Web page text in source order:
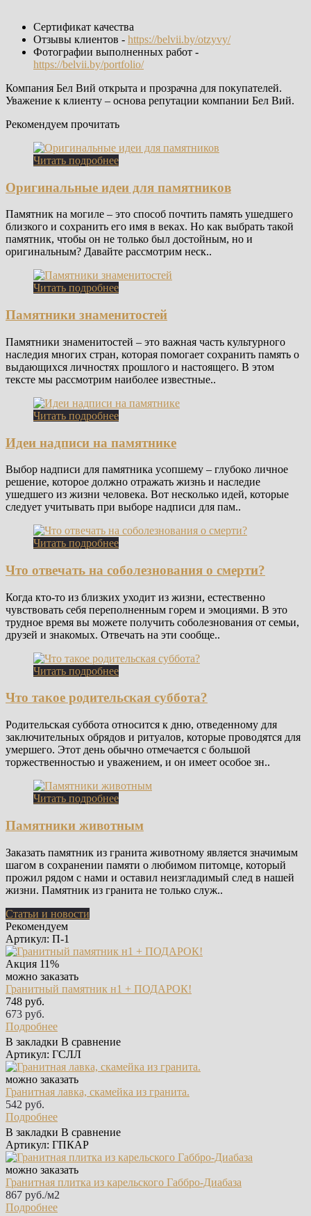
Сертификат качества
Отзывы клиентов - https://belvii.by/otzyvy/
Фотографии выполненных работ -
https://belvii.by/portfolio/
Компания Бел Вий открыта и прозрачна для покупателей.
Уважение к клиенту – основа репутации компании Бел Вий.
Рекомендуем прочитать
Читать подробнее
Оригинальные идеи для памятников
Памятник на могиле – это способ почтить память ушедшего
близкого и сохранить его имя в веках. Но как выбрать такой
памятник, чтобы он не только был достойным, но и
оригинальным? Давайте рассмотрим неск..
Читать подробнее
Памятники знаменитостей
Памятники знаменитостей – это важная часть культурного
наследия многих стран, которая помогает сохранить память о
выдающихся личностях прошлого и настоящего. В этом
тексте мы рассмотрим наиболее известные..
Читать подробнее
Идеи надписи на памятнике
Выбор надписи для памятника усопшему – глубоко личное
решение, которое должно отражать жизнь и наследие
ушедшего из жизни человека. Вот несколько идей, которые
следует учитывать при выборе надписи для пам..
Читать подробнее
Что отвечать на соболезнования о смерти?
Когда кто-то из близких уходит из жизни, естественно
чувствовать себя переполненным горем и эмоциями. В это
трудное время вы можете получить соболезнования от семьи,
друзей и знакомых. Отвечать на эти сообще..
Читать подробнее
Что такое родительская суббота?
Родительская суббота относится к дню, отведенному для
заключительных обрядов и ритуалов, которые проводятся для
умершего. Этот день обычно отмечается с большой
торжественностью и уважением, и он имеет особое зн..
Читать подробнее
Памятники животным
Заказать памятник из гранита животному является значимым
шагом в сохранении памяти о любимом питомце, который
прожил рядом с нами и оставил неизгладимый след в нашей
жизни. Памятник из гранита не только служ..
Статьи и новости
Рекомендуем
Артикул: П-1
Акция 11%
можно заказать
Гранитный памятник н1 + ПОДАРОК!
748 руб.
673 руб.
Подробнее
В закладки В сравнение
Артикул: ГСЛЛ
можно заказать
Гранитная лавка, скамейка из гранита.
542 руб.
Подробнее
В закладки В сравнение
Артикул: ГПКАР
можно заказать
Гранитная плитка из карельского Габбро‑Диабаза
867 руб./м2
Подробнее